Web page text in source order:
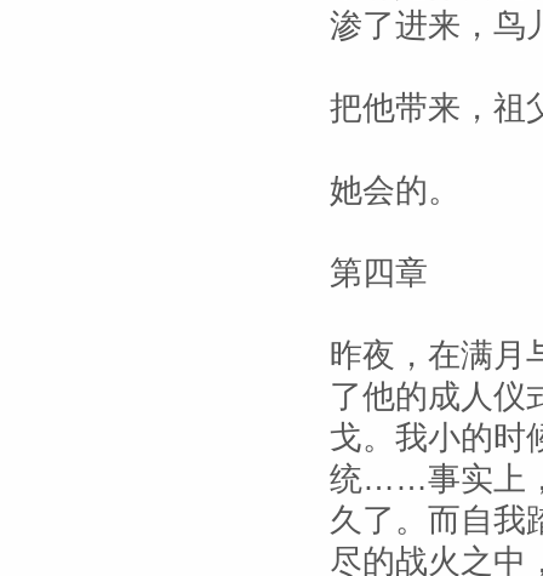
渗了进来，鸟
把他带来，祖
她会的。
第四章
昨夜，在满月
了他的成人仪
戈。我小的时
统……事实上
久了。而自我
尽的战火之中